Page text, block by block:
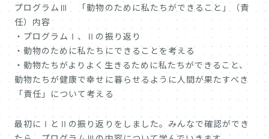
プログラムⅢ 「動物のために私たちができること」（責
任）内容
・プログラムⅠ、Ⅱの振り返り
・動物のために私たちにできることを考える
・動物たちがよりよく生きるために私たちができること、
動物たちが健康で幸せに暮らせるように人間が果たすべき
「責任」について考える
最初にⅠとⅡの振り返りをしました。みんなで確認ができ